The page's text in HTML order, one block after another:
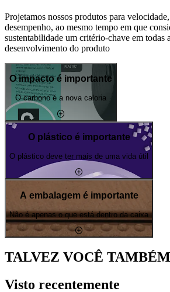
Projetamos nossos produtos para
desempenho, ao mesmo tempo em que
sustentabilidade um critério-chave em todas
desenvolvimento do produto
O impacto é importante
O carbono é a nova caloria
O plástico é importante
O plástico deve ter mais de uma vida útil
A embalagem é importante
Não é apenas o que está dentro da caixa
TALVEZ VOCÊ
Visto recentemente